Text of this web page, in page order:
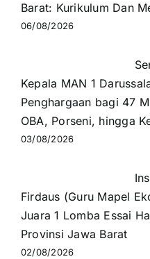
Barat: Kurikulum Dan
06/08/2026
Kepala MAN 1
Penghargaan bagi 47
OBA, Porseni, hingga
03/08/2026
Firdaus (Guru Mapel
Juara 1 Lomba Essai
Provinsi Jawa Barat
02/08/2026